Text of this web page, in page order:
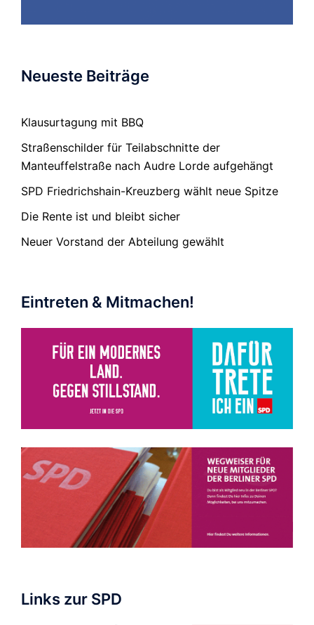
Neueste Beiträge
Klausurtagung mit BBQ
Straßenschilder für Teilabschnitte der
Manteuffelstraße nach Audre Lorde aufgehängt
SPD Friedrichshain-Kreuzberg wählt neue Spitze
Die Rente ist und bleibt sicher
Neuer Vorstand der Abteilung gewählt
Eintreten & Mitmachen!
Links zur SPD